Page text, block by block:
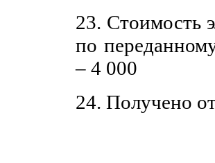
23. Стоимость
по
– 4 000
24. Получено